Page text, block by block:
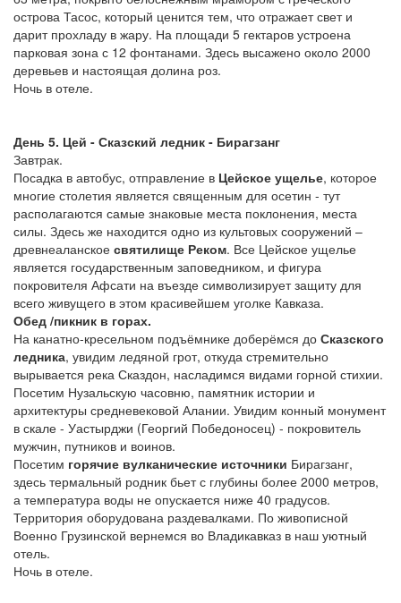
острова Тасос, который ценится тем, что отражает свет и
дарит прохладу в жару. На площади 5 гектаров устроена
парковая зона с 12 фонтанами. Здесь высажено около 2000
деревьев и настоящая долина роз.
Ночь в отеле.
День 5. Цей - Сказский ледник - Бирагзанг
Завтрак.
Посадка в автобус, отправление в Цейское ущелье, которое
многие столетия является священным для осетин - тут
располагаются самые знаковые места поклонения, места
силы. Здесь же находится одно из культовых сооружений –
древнеаланское святилище Реком. Все Цейское ущелье
является государственным заповедником, и фигура
покровителя Афсати на въезде символизирует защиту для
всего живущего в этом красивейшем уголке Кавказа.
Обед /пикник в горах.
На канатно-кресельном подъёмнике доберёмся до Сказского
ледника, увидим ледяной грот, откуда стремительно
вырывается река Сказдон, насладимся видами горной стихии.
Посетим Нузальскую часовню, памятник истории и
архитектуры средневековой Алании. Увидим конный монумент
в скале - Уастырджи (Георгий Победоносец) - покровитель
мужчин, путников и воинов.
Посетим горячие вулканические источники Бирагзанг,
здесь термальный родник бьет с глубины более 2000 метров,
а температура воды не опускается ниже 40 градусов.
Территория оборудована раздевалками. По живописной
Военно Грузинской вернемся во Владикавказ в наш уютный
отель.
Ночь в отеле.